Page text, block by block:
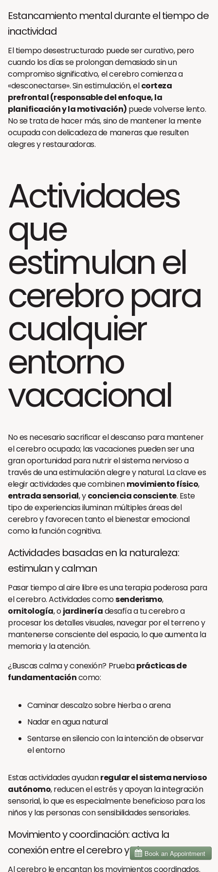
Estancamiento mental durante el tiempo de
inactividad
El tiempo desestructurado puede ser curativo, pero
cuando los días se prolongan demasiado sin un
compromiso significativo, el cerebro comienza a
«desconectarse». Sin estimulación, elcorteza
prefrontal (responsable del enfoque, la
planificación y la motivación) puede volverse lento.
No se trata de hacer más, sino de mantener la mente
ocupada con delicadeza de maneras que resulten
alegres y restauradoras.
Actividades
que
estimulan el
cerebro para
cualquier
entorno
vacacional
No es necesario sacrificar el descanso para mantener
el cerebro ocupado; las vacaciones pueden ser una
gran oportunidad para nutrir el sistema nervioso a
través de una estimulación alegre y natural. La clave es
elegir actividades que combinenmovimiento físico,
entrada sensorial, yconciencia consciente. Este
tipo de experiencias iluminan múltiples áreas del
cerebro y favorecen tanto el bienestar emocional
como la función cognitiva.
Actividades basadas en la naturaleza:
estimulan y calman
Pasar tiempo al aire libre es una terapia poderosa para
el cerebro. Actividades comosenderismo,
ornitología, ojardineríadesafía a tu cerebro a
procesar los detalles visuales, navegar por el terreno y
mantenerse consciente del espacio, lo que aumenta la
memoria y la atención.
¿Buscas calma y conexión? Pruebaprácticas de
fundamentacióncomo:
Caminar descalzo sobre hierba o arena
Nadar en agua natural
Sentarse en silencio con la intención de observar
el entorno
Estas actividades ayudanregular el sistema nervioso
autónomo, reducen el estrés y apoyan la integración
sensorial, lo que es especialmente beneficioso para los
niños y las personas con sensibilidades sensoriales.
Movimiento y coordinación: activa la
conexión entre el cerebro y el cuerpo
Al cerebro le encantan los movimientos coordinados.